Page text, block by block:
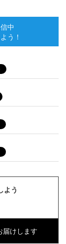
中
う！
よう
けします